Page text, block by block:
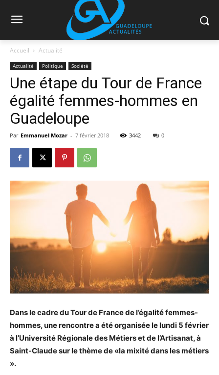
Accueil Actualité
Actualité Politique Société
Une étape du Tour de France
égalité femmes-hommes en
Guadeloupe
Par Emmanuel Mozar - 7 février 2018 3442 0
Dans le cadre du Tour de France de l’égalité femmes-
hommes, une rencontre a été organisée le lundi 5 février
à l’Université Régionale des Métiers et de l’Artisanat, à
Saint-Claude sur le thème de «la mixité dans les métiers
».